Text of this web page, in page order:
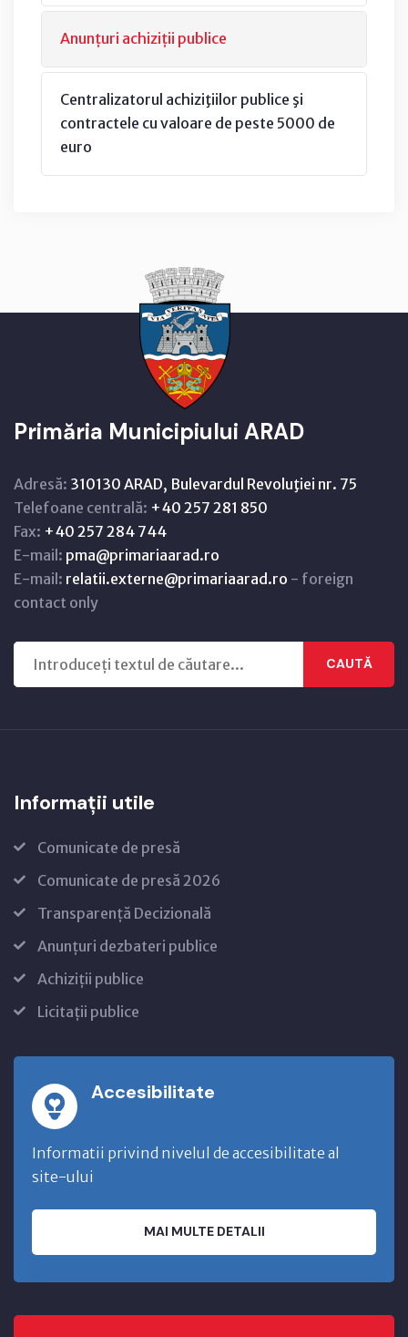
Anunțuri achiziții publice
Centralizatorul achiziţiilor publice şi
contractele cu valoare de peste 5000 de
euro
Primăria Municipiului ARAD
Adresă: 310130 ARAD, Bulevardul Revoluţiei nr. 75
Telefoane centrală: +40 257 281 850
Fax: +40 257 284 744
E-mail: pma@primariaarad.ro
E-mail: relatii.externe@primariaarad.ro - foreign
contact only
CAUTĂ
Informații utile
Comunicate de presă
Comunicate de presă 2026
Transparență Decizională
Anunțuri dezbateri publice
Achiziții publice
Licitații publice
Accesibilitate
Informatii privind nivelul de accesibilitate al
site-ului
MAI MULTE DETALII